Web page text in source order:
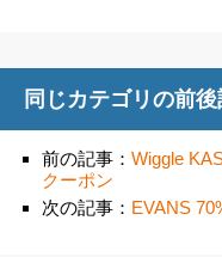
同じカテゴリの前
前の記事： Wiggle
クーポン
次の記事： EVANS